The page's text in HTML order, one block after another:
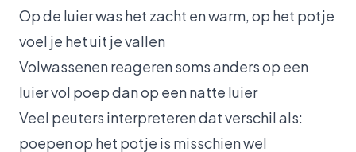
Op de luier was het zacht en warm, op het potje
voel je het uit je vallen
Volwassenen reageren soms anders op een
luier vol poep dan op een natte luier
Veel peuters interpreteren dat verschil als:
poepen op het potje is misschien wel